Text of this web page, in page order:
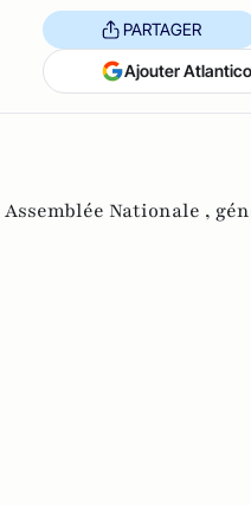
PARTAGER
Ajouter
Assemblée Nationale ,